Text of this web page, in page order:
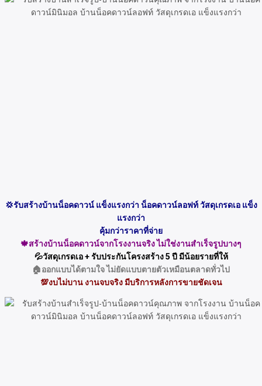
💢รับสร้างบ้านน็อคดาวน์ แข็งแรงกว่า น็อคดาวน์ลอฟท์ วัสดุเกรดเอ แข็ง
แรงกว่า
คุ้มกว่าราคาที่จ่าย
🍁สร้างบ้านน็อคดาวน์จากโรงงานจริง ไม่ใช่งานสำเร็จรูปบางๆ
💦วัสดุเกรดเอ + รับประกันโครงสร้าง 5 ปี มีน้อยรายที่ให้
🏠ออกแบบได้ตามใจ ไม่ยัดแบบตายตัวเหมือนตลาดทั่วไป
💯งบไม่บาน งานจบจริง มีบริการหลังการขายชัดเจน